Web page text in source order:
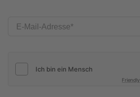
E-Mail-Adresse